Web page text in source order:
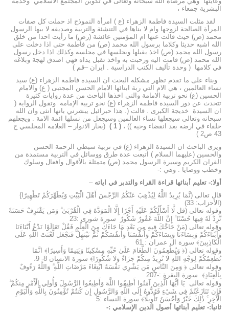
البشرية جمعاء ،
لقد مثلت السيدة فاطمة الزهراء (ع ) امرأة النموذج اذ حملت كل صفات
المرأة الصالحة لزوجها وام لا بناها في التنشئة والتربية وصديقه لا بيها الرسول
محمد (ص) حيث قالت عنها ام المؤمنين عائشة (رض) ما رأيت احدا من خلق
الله اشبه حديثا وكلاما برسول الله محمد (ص) من فاطمة حتى اذا دخلت على
رسول الله محمد (ص) اخذ يقبلها ويجلسها في مجلسه وكذلك اذا دخل رسول
الله محمد (ص) قامت اليه ورحبت به واخذ تقبل يداه فهي اصدق لهجة وبلاغه
في كلامها ( وحدة تأليف الكتب الدراسية . ايران –قم )
وبناء على ما تقدم تظهر مشكلة البحث ان السيدة فاطمة الزهراء (ع) سيد
نساء العالمين ، هي الام التي ربة ابنائها الامام الحسن المجتبى ( ع) والامام
الحسين (ع) نحو تربية الامامة والتي اخذها الباحث من عدة روايات كثيرة
تتحدث عن دور السيدة فاطمة الزهراء (ع) نحو تربية الإمامة وتقول الرواية (
ان السيدة خديجة الكبرى . قالت (. هذا حبرائيل يبشرني بانها انثى وان الله
سبحانه وتعالى سيجعلها نساء العالمين وسيجعل من نسلها ائمة الامة . ويجعلهم
خلفاء في ارضه بعد انقضاء وحيه )) ، ( 1 )
(بحار الانوار – العلامه المجلسي ج
43 ص2 )
ويرى الباحث ان السيدة الزهراء (ع) في تربية سبطي الرحمة الحسن
والحسين (عليهما السلام ) اتبعت عدة طرق ووسائل في التربية مستمدة من
القران الكريم وسيرة الرسول محمد (ص) متمثلة بالأقوال وافعال وسلوك
وخطب ووصايا . وهي :-
أولا:- تعليم أبنائها قراءة القراء والتدبر في اياته –
قال تعالى (نَّمَا يُرِيدُ اللَّهُ لِيُذْهِبَ عَنْكُمُ الرِّجْسَ أَهْلَ الْبَيْتِ وَيُطَهِّرَكُمْ تَطْهِيرًا}
(الأحزاب: 33)
وقوله تعالى (قل لَّا أَسْأَلُكُمْ عَلَيْهِ أَجْرًا إِلَّا الْمَوَدَّةَ فِي الْقُرْبَىٰ ۗ وَمَن يَقْتَرِفْ حَسَنَةً
نَّزِدْ لَهُ فِيهَا حُسْنًا ۚ إِنَّ اللَّهَ غَفُورٌ شَكُورٌ سورة شورى :23
وقوله تعالى (مَنْ حَاجَّكَ فِيهِ مِن بَعْدِ مَا جَاءَكَ مِنَ الْعِلْمِ فَقُلْ تَعَالَوْا نَدْعُ أَبْنَاءَنَا
وَأَبْنَاءَكُمْ وَنِسَاءَنَا وَنِسَاءَكُمْ وَأَنفُسَنَا وَأَنفُسَكُمْ ثُمَّ نَبْتَهِلْ فَنَجْعَل لَّعْنَتَ اللَّهِ عَلَى
الْكَاذِبِينَ﴾ سورة ال عمران : 61
وقوله تعالى (﴿ وَيُطْعِمُونَ الطَّعَامَ عَلَىٰ حُبِّهِ مِسْكِينًا وَيَتِيمًا وَأَسِيرًا﴾ انَّمَا
نُطْعِمُكُمْ لِوَجْهِ اللَّهِ لَا نُرِيدُ مِنكُمْ جَزَاءً وَلَا شُكُورًا﴾ سورة الانسان 8- 9،
وقوله تعالى ﴿ وَمِنَ النَّاسِ مَن يَشْرِي نَفْسَهُ ابْتِغَاءَ مَرْضَاتِ اللَّهِ ۗ وَاللَّهُ رَءُوفٌ
بِالْعِبَادِ﴾ سورة البقرة :-207
وقوله تعالى يَا أَيُّهَا الَّذِينَ آمَنُوا أَطِيعُوا اللَّهَ وَأَطِيعُوا الرَّسُولَ وَأُولِي الْأَمْرِ مِنكُمْ ۖ
فَإِن تَنَازَعْتُمْ فِي شَيْءٍ فَرُدُّوهُ إِلَى اللَّهِ وَالرَّسُولِ إِن كُنتُمْ تُؤْمِنُونَ بِاللَّهِ وَالْيَوْمِ
الْآخِرِ ۚ ذَٰلِكَ خَيْرٌ وَأَحْسَنُ تَأْوِيلًا﴾ سورة النساء :5
ثانيا:- تعليم أبنائها أصول الدين الإسلامي :-